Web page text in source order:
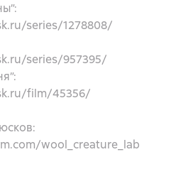
series/1278808/
series/957395/
film/45356/
wool_creature_lab